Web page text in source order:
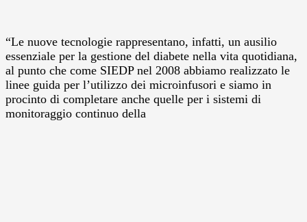
“Le nuove tecnologie rappresentano, infatti, un ausilio
essenziale per la gestione del diabete nella vita quotidiana,
al punto che come SIEDP nel 2008 abbiamo realizzato le
linee guida per l’utilizzo dei microinfusori e siamo in
procinto di completare anche quelle per i sistemi di
monitoraggio continuo della